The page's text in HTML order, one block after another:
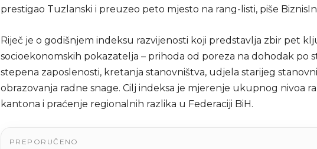
prestigao Tuzlanski i preuzeo peto mjesto na rang-listi, piše
Riječ je o godišnjem indeksu razvijenosti koji predstavlja zbir pet
socioekonomskih pokazatelja – prihoda od poreza na dohodak po
stepena zaposlenosti, kretanja stanovništva, udjela starijeg
obrazovanja radne snage. Cilj indeksa je mjerenje ukupnog nivoa
kantona i praćenje regionalnih razlika u Federaciji BiH.
PREPORUČENO